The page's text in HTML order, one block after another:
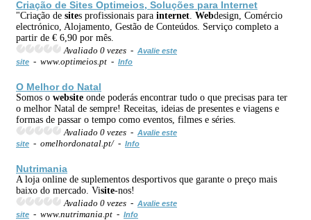
Criação de Sites Optimeios, Soluções para Internet
"Criação de sites profissionais para internet Webdesign, Comércio
electrónico, Alojamento, Gestão de Conteúdos. Serviço completo a
partir de € 6,90 por mês.
Avaliado 0 vezes - Avalie este
site - www.optimeios.pt - Info
O Melhor do Natal
Somos o website onde poderás encontrar tudo o que precisas para ter
o melhor Natal de sempre! Receitas, ideias de presentes e viagens e
formas de passar o tempo como eventos, filmes e séries.
Avaliado 0 vezes - Avalie este
site - omelhordonatal.pt/ - Info
Nutrimania
A loja online de suplementos desportivos que garante o preço mais
baixo do mercado. Visite-nos!
Avaliado 0 vezes - Avalie este
site - www.nutrimania.pt - Info